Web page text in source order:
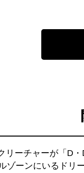
リーチャーが「D
ゾーンにいるドリ